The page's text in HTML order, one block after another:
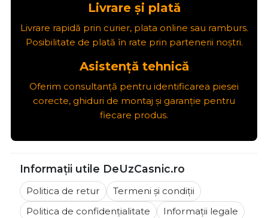
Livrare și plată
Livrare rapidă prin curier, plata online sau ramburs.
Posibilitate de plată în rate prin partenerii noștri.
Asistență tehnică
Oferim consultanță pentru identificarea piesei
corecte, ghiduri de montaj și garanție pentru
fiecare produs.
Informații utile DeUzCasnic.ro
Politica de retur
Termeni și condiții
Politica de confidențialitate
Informații legale